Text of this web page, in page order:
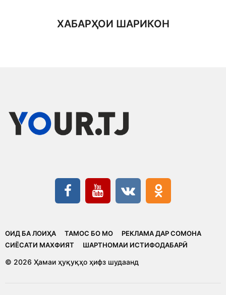
ХАБАРҲОИ ШАРИКОН
ОИД БА ЛОИҲА ТАМОС БО МО
РЕКЛАМА ДАР СОМОНА
CИЁСАТИ МАХФИЯТ
ШАРТНОМАИ ИСТИФОДАБАРӢ
© 2026 Ҳамаи ҳуқуқҳо ҳифз шудаанд